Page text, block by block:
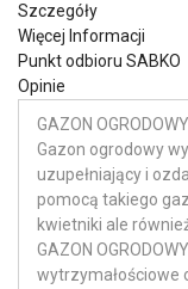
Szczegóły
Więcej Informacji
Punkt odbioru SABKO
Opinie
GAZON
Gazon ogrodowy
uzupełniający i
pomocą takiego
kwietniki ale
GAZON
wytrzymałościowe